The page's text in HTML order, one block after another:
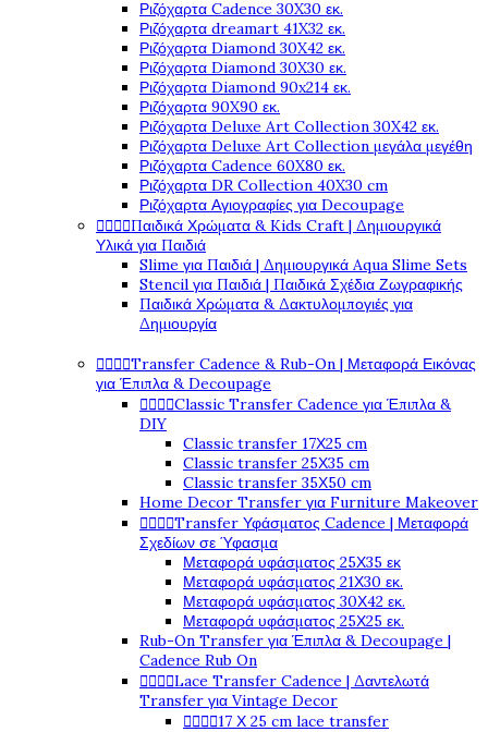
Ριζόχαρτα Cadence 30X30 εκ.
Ριζόχαρτα dreamart 41X32 εκ.
Ριζόχαρτα Diamond 30X42 εκ.
Ριζόχαρτα Diamond 30X30 εκ.
Ριζόχαρτα Diamond 90x214 εκ.
Ριζόχαρτα 90X90 εκ.
Ριζόχαρτα Deluxe Art Collection 30X42 εκ.
Ριζόχαρτα Deluxe Art Collection μεγάλα μεγέθη
Ριζόχαρτα Cadence 60X80 εκ.
Ριζόχαρτα DR Collection 40X30 cm
Ριζόχαρτα Αγιογραφίες για Decoupage
Παιδικά Χρώματα & Kids Craft | Δημιουργικά
Υλικά για Παιδιά
Slime για Παιδιά | Δημιουργικά Aqua Slime Sets
Stencil για Παιδιά | Παιδικά Σχέδια Ζωγραφικής
Παιδικά Χρώματα & Δακτυλομπογιές για
Δημιουργία
Transfer Cadence & Rub-On | Μεταφορά Εικόνας
για Έπιπλα & Decoupage
Classic Transfer Cadence για Έπιπλα &
DIY
Classic transfer 17Χ25 cm
Classic transfer 25Χ35 cm
Classic transfer 35Χ50 cm
Home Decor Transfer για Furniture Makeover
Transfer Υφάσματος Cadence | Μεταφορά
Σχεδίων σε Ύφασμα
Μεταφορά υφάσματος 25Χ35 εκ
Μεταφορά υφάσματος 21Χ30 εκ.
Μεταφορά υφάσματος 30Χ42 εκ.
Μεταφορά υφάσματος 25Χ25 εκ.
Rub-On Transfer για Έπιπλα & Decoupage |
Cadence Rub On
Lace Transfer Cadence | Δαντελωτά
Transfer για Vintage Decor
17 Χ 25 cm lace transfer